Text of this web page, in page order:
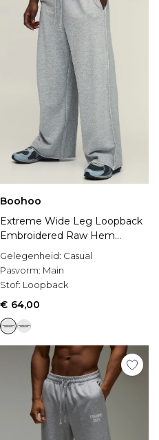
Boohoo
Extreme Wide Leg Loopback
Embroidered Raw Hem
Joggers
Gelegenheid: Casual
Pasvorm: Main
Stof: Loopback
€ 64,00